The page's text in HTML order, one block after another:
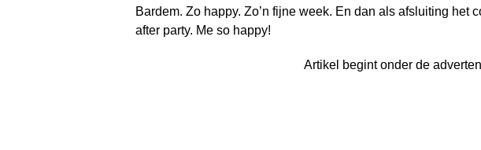
Bardem. Zo happy. Zo’n fijne week. En dan als afsluiting het
after party. Me so happy!
Artikel begint onder de